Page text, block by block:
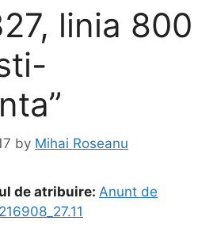
linia 800
by Mihai Roseanu
de atribuire: Anunt de